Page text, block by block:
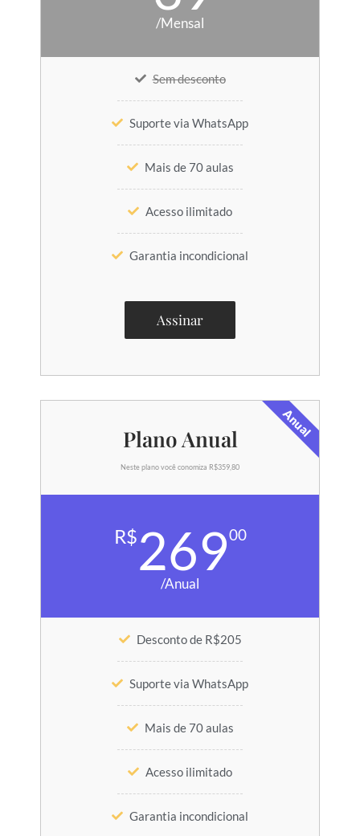
/Mensal
Sem desconto
Suporte via WhatsApp
Mais de 70 aulas
Acesso ilimitado
Garantia incondicional
Assinar
Plano Anual
Neste plano você conomiza R$359,80
R$26900
/Anual
Desconto de R$205
Suporte via WhatsApp
Mais de 70 aulas
Acesso ilimitado
Garantia incondicional
Anual